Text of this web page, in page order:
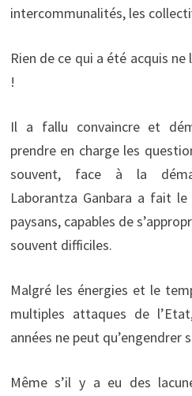
intercommunalités, les
Rien de ce qui a été acquis
!
Il a fallu convaincre et
prendre en charge les
souvent, face à la
Laborantza Ganbara a fait
paysans, capables de
souvent difficiles.
Malgré les énergies et le
multiples attaques de
années ne peut qu’engendrer
Même s’il y a eu des